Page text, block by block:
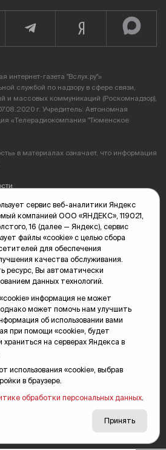
интернет-газета "Вслух.ру"»
службой по надзору в сфере связи,
и массовых коммуникаций (Роскомнадзор),
г. Учредитель: Автономная
«Телерадиокомпания "Тюменское
в материалах означает, что информация
Геологоразведчиков, 28А
Т.Ю.
16+
сервис веб-аналитики Яндекс
компанией ООО «ЯНДЕКС», 119021,
16 (далее — Яндекс), сервис
файлы «cookie» с целью сбора
для обеспечения
качества обслуживания.
ресурс, Вы автоматически
данных технологий.
информация не может
может помочь нам улучшить
об использовании вами
при помощи «cookie», будет
храниться на серверах Яндекса в
использования «cookie», выбрав
в браузере.
обработки персональных данных
Принять